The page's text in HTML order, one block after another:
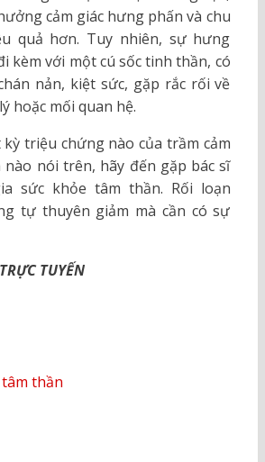
cảm giác hưng phấn và chu
quả hơn. Tuy nhiên, sự hưng
kèm với một cú sốc tinh thần, có
nản, kiệt sức, gặp rắc rối về
hoặc mối quan hệ.
triệu chứng nào của trầm cảm
nào nói trên, hãy đến gặp bác sĩ
sức khỏe tâm thần. Rối loạn
tự thuyên giảm mà cần có sự
TUYẾN
thần